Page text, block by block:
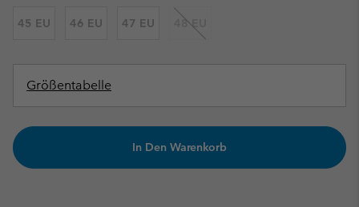
45 EU 46 EU 47 EU 48 EU
Größentabelle
In Den Warenkorb